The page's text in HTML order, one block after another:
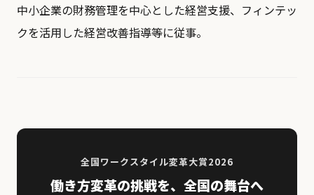
中小企業の財務管理を中心とした経営支援、フィンテッ
クを活用した経営改善指導等に従事。
全国ワークスタイル変革大賞2026
働き方変革の挑戦を、全国の舞台へ